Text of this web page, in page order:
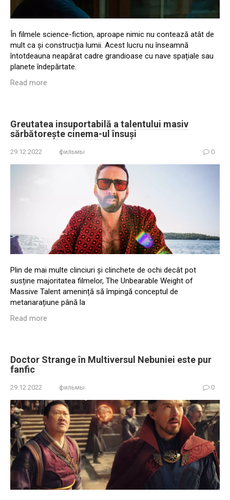
În filmele science-fiction, aproape nimic nu contează atât de
mult ca și construcția lumii. Acest lucru nu înseamnă
întotdeauna neapărat cadre grandioase cu nave spațiale sau
planete îndepărtate.
Read more
Greutatea insuportabilă a talentului masiv
sărbătorește cinema-ul însuși
29.12.2022 фильмы 0
Plin de mai multe clinciuri și clinchete de ochi decât pot
susține majoritatea filmelor, The Unbearable Weight of
Massive Talent amenință să împingă conceptul de
metanarațiune până la
Read more
Doctor Strange în Multiversul Nebuniei este pur
fanfic
29.12.2022 фильмы 0